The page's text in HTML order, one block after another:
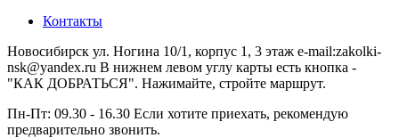
Контакты
Новосибирск ул. Ногина 10/1, корпус 1, 3 этаж e-mail:zakolki-
nsk@yandex.ru В нижнем левом углу карты есть кнопка -
"КАК ДОБРАТЬСЯ". Нажимайте, стройте маршрут.
Пн-Пт: 09.30 - 16.30 Если хотите приехать, рекомендую
предварительно звонить.